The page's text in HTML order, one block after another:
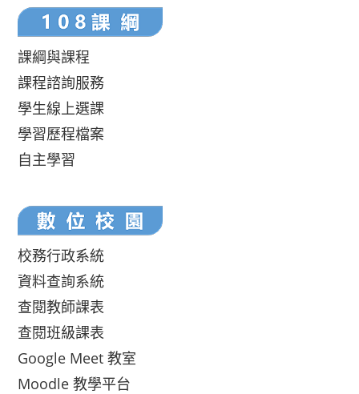
課綱與課程
課程諮詢服務
學生線上選課
學習歷程檔案
自主學習
校務行政系統
資料查詢系統
查閱教師課表
查閱班級課表
Google Meet 教室
Moodle 教學平台